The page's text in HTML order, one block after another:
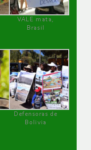
VALE mata,
Brasil
Defensoras de
Bolivia